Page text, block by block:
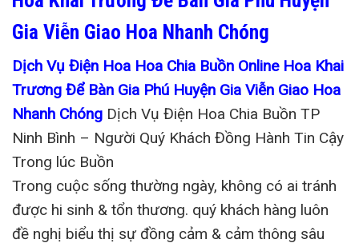
Gia Viễn Giao Hoa Nhanh Chóng
Dịch Vụ Điện Hoa Hoa Chia Buồn Online Hoa Khai
Trương Để Bàn Gia Phú Huyện Gia Viễn Giao Hoa
Nhanh Chóng Dịch Vụ Điện Hoa Chia Buồn TP
Ninh Bình – Người Quý Khách Đồng Hành Tin Cậy
Trong lúc Buồn
Trong cuộc sống thường ngày, không có ai tránh
được hi sinh & tổn thương. quý khách hàng luôn
đề nghị biểu thị sự đồng cảm & cảm thông sâu